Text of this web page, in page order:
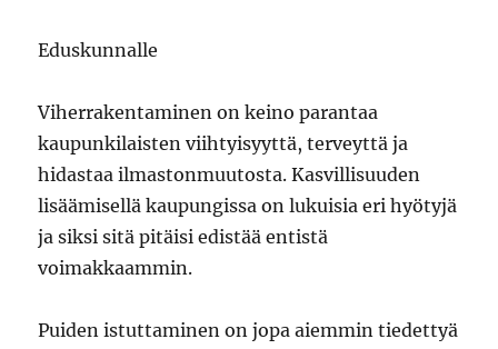
Eduskunnalle
Viherrakentaminen on keino parantaa
kaupunkilaisten viihtyisyyttä, terveyttä ja
hidastaa ilmastonmuutosta. Kasvillisuuden
lisäämisellä kaupungissa on lukuisia eri hyötyjä
ja siksi sitä pitäisi edistää entistä
voimakkaammin.
Puiden istuttaminen on jopa aiemmin tiedettyä